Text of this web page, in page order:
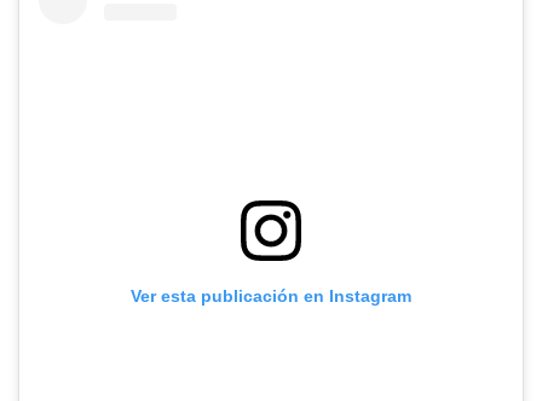
Ver esta publicación en Instagram